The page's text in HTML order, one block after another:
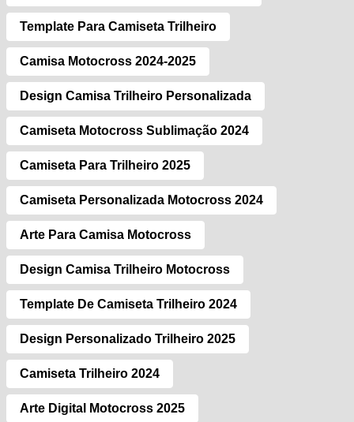
Template Para Camiseta Trilheiro
Camisa Motocross 2024-2025
Design Camisa Trilheiro Personalizada
Camiseta Motocross Sublimação 2024
Camiseta Para Trilheiro 2025
Camiseta Personalizada Motocross 2024
Arte Para Camisa Motocross
Design Camisa Trilheiro Motocross
Template De Camiseta Trilheiro 2024
Design Personalizado Trilheiro 2025
Camiseta Trilheiro 2024
Arte Digital Motocross 2025